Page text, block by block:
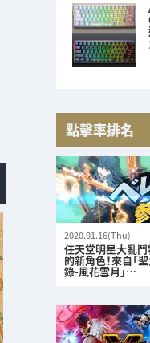
點擊率排名
2020.01.16(Thu)
任天堂明星大亂
的新角色！來自「
錄-風花雪月」…